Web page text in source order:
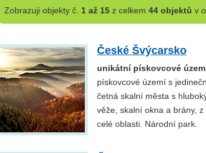
Zobrazujiobjekty č. 1 až 15z celkem 44 objektů v
České Švýcarsko
unikátní pískovcové
pískovcové území s
četná skalní města s
věže, skalní okna a brány,
celé oblasti. Národní park.